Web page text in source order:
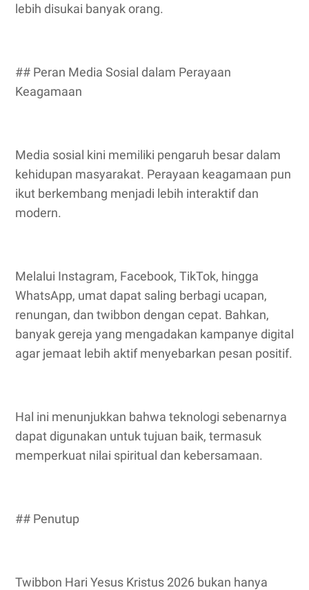
lebih disukai banyak orang.
## Peran Media Sosial dalam Perayaan
Keagamaan
Media sosial kini memiliki pengaruh besar dalam
kehidupan masyarakat. Perayaan keagamaan pun
ikut berkembang menjadi lebih interaktif dan
modern.
Melalui Instagram, Facebook, TikTok, hingga
WhatsApp, umat dapat saling berbagi ucapan,
renungan, dan twibbon dengan cepat. Bahkan,
banyak gereja yang mengadakan kampanye digital
agar jemaat lebih aktif menyebarkan pesan positif.
Hal ini menunjukkan bahwa teknologi sebenarnya
dapat digunakan untuk tujuan baik, termasuk
memperkuat nilai spiritual dan kebersamaan.
## Penutup
Twibbon Hari Yesus Kristus 2026 bukan hanya